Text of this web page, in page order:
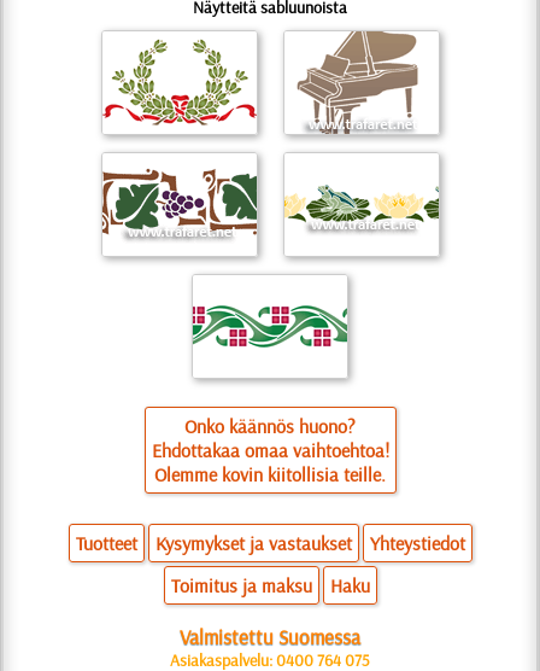
Näytteitä sabluunoista
Onko käännös huono?
Ehdottakaa omaa vaihtoehtoa!
Olemme kovin kiitollisia teille.
Tuotteet Kysymykset ja vastaukset
Yhteystiedot
Toimitus ja maksu
Haku
Valmistettu Suomessa
Asiakaspalvelu: 0400 764 075